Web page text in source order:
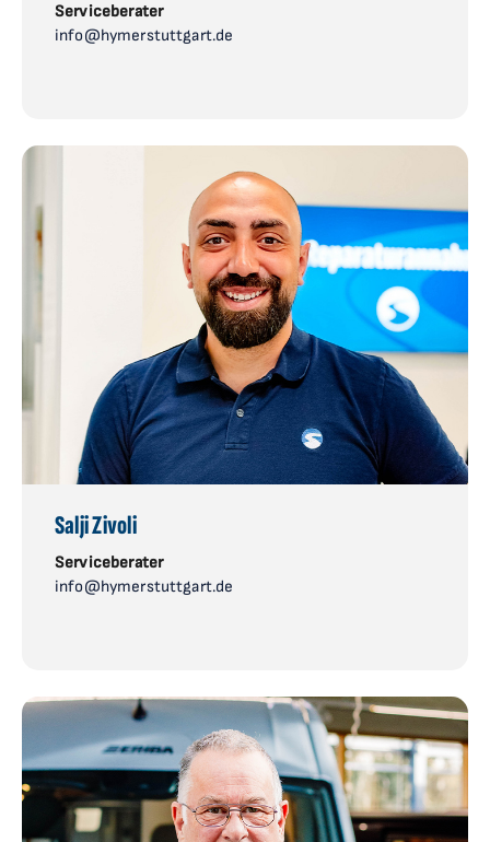
Serviceberater
info@hymerstuttgart.de
Salji Zivoli
Serviceberater
info@hymerstuttgart.de